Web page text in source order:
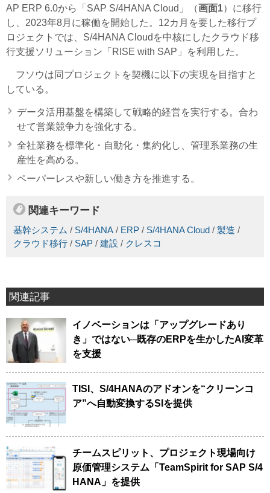
AP ERP 6.0から「SAP S/4HANA Cloud」（画面1）に移行
し、2023年8月に稼働を開始した。12カ月を要した移行プ
ロジェクトでは、S/4HANA Cloudを中核にしたクラウド移
行支援ソリューション「RISE with SAP」を利用した。
フソウは同プロジェクトを契機に以下の実現を目指すと
している。
データ活用基盤を構築して戦略的経営を実行する。合わ
せて営業競争力を強化する。
全社業務を標準化・自動化・集約化し、管理系業務の生
産性を高める。
ペーパーレスや新しい働き方を推進する。
関連キーワード
基幹システム / S/4HANA / ERP / S/4HANA Cloud / 製造 /
クラウド移行 / SAP / 建設 / クレスコ
関連記事
イノベーションは「アップグレードあり
き」ではない─既存のERPを生かしたAI変革
を支援
TISI、S/4HANAのアドオンを“クリーンコ
ア”へ自動変換するSIを提供
チームスピリット、プロジェクト現場向け
原価管理システム「TeamSpirit for SAP S/4
HANA」を提供